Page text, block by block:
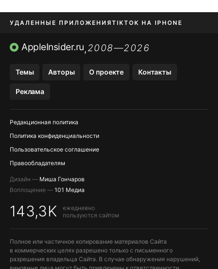
УДАЛЕННЫЕ ПРИЛОЖЕНИЯTIKTOK НА IPHONE
ПРИЛОЖЕНИЯ БЕЗ APP STORE
AppleInsider.ru,2008—2026
Темы Авторы О проекте Контакты
Реклама
Редакционная политика
Политика конфиденциальности
Пользовательское соглашение
Правообладателям
Дизайн — Миша Гончаров
Воплощение — 101 Медиа
143,3K
ежедневно
пользуются сайтом
Полное или частичное копирование материалов Сайта
в коммерческих целях разрешено только с письменного
разрешения владельца Сайта. В случае обнаружения нарушений,